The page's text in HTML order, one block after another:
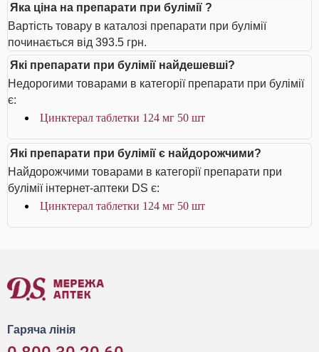
Яка ціна на препарати при булімії ?
Вартість товару в каталозі препарати при булімії
починається від 393.5 грн.
Які препарати при булімії найдешевші?
Недорогими товарами в категорії препарати при булімії
є:
Цинктерал таблетки 124 мг 50 шт
Які препарати при булімії є найдорожчими?
Найдорожчими товарами в категорії препарати при
булімії інтернет-аптеки DS є:
Цинктерал таблетки 124 мг 50 шт
Гаряча лінія